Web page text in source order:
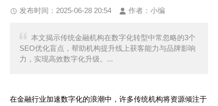
发布时间：2025-06-28 20:54 作者： 小编
本文揭示传统金融机构在数字化转型中常忽略的3个
SEO优化盲点，帮助机构提升线上获客能力与品牌影响
力，实现高效数字化升级。...
在金融行业加速数字化的浪潮中，许多传统机构将资源倾注于